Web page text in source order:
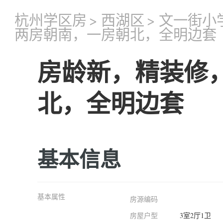
杭州学区房 > 西湖区 > 文一街小
两房朝南，一房朝北，全明边套
房龄新，精装修
北，全明边套
基本信息
基本属性
房源编码
房屋户型
3室2厅1卫